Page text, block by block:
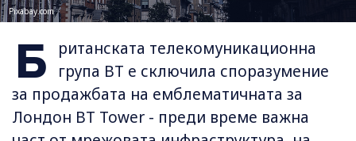
Pixabay.com
Б
ританската телекомуникационна
група BT e сключила споразумение
за продажбата на емблематичната за
Лондон BT Tower - преди време важна